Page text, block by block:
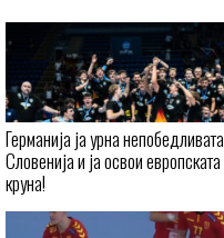
Германија ја урна непобедливата
Словенија и ја освои европската
круна!